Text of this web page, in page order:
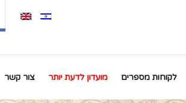
לקוחות מספרים מועדון לדעת יותר צור קשר